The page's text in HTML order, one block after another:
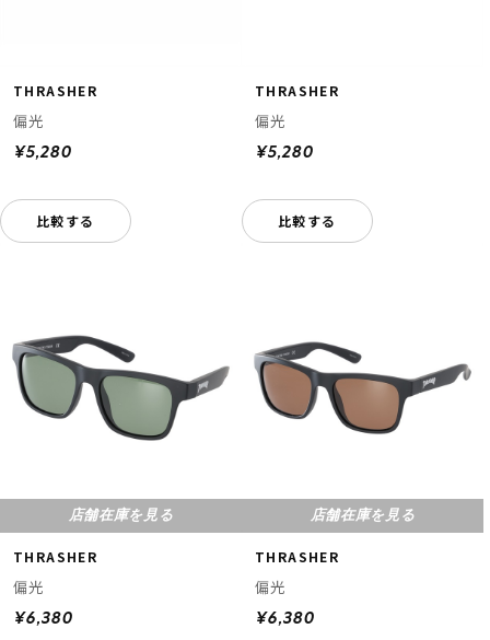
THRASHER
偏光
¥5,280
比較する
THRASHER
偏光
¥5,280
比較する
店舗在庫を見る
THRASHER
偏光
¥6,380
店舗在庫を見る
THRASHER
偏光
¥6,380